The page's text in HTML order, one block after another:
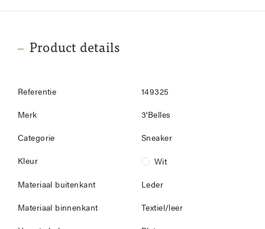
Product details
Referentie 149325
Merk 3'Belles
Categorie Sneaker
Kleur Wit
Materiaal buitenkant Leder
Materiaal binnenkant Textiel/leer